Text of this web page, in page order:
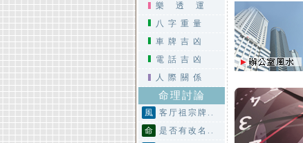
樂透運
八字重量
車牌吉凶
電話吉凶
人際關係
命理討論
風
客厅祖宗牌..
命
是否有改名..